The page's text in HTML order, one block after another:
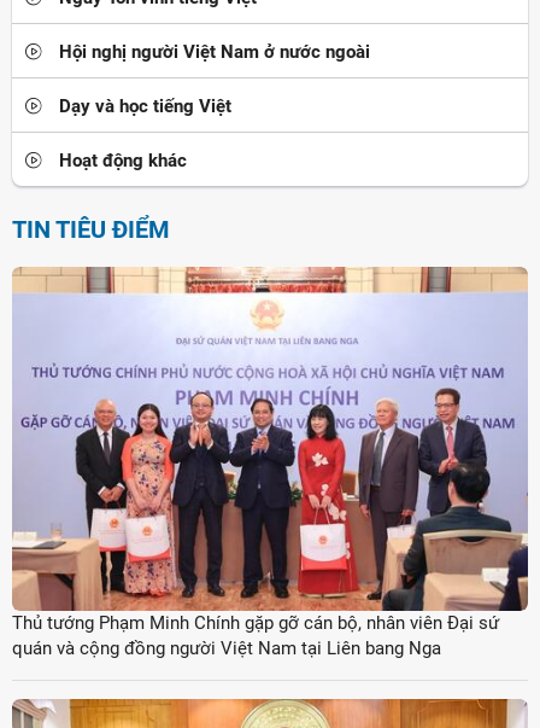
Hội nghị người Việt Nam ở nước ngoài
Dạy và học tiếng Việt
Hoạt động khác
TIN TIÊU ĐIỂM
Thủ tướng Phạm Minh Chính gặp gỡ cán bộ, nhân viên Đại sứ
quán và cộng đồng người Việt Nam tại Liên bang Nga